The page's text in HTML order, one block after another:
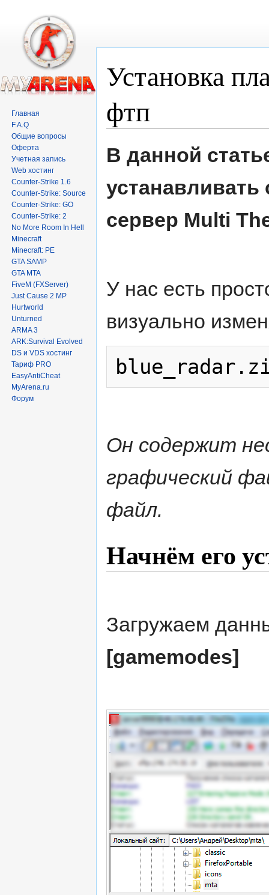
Установка
фтп
В данной
сервер Multi
У нас есть
визуально
Он содержит
графический
файл.
Начнём его
Загружаем
[gamemodes]
Главная
F.A.Q
Общие вопросы
Оферта
Учетная запись
Web хостинг
Counter-Strike 1.6
Counter-Strike: Source
Counter-Strike: GO
Counter-Strike: 2
No More Room In Hell
Minecraft
Minecraft: PE
GTA SAMP
GTA MTA
FiveM (FXServer)
Just Cause 2 MP
Hurtworld
Unturned
ARMA 3
ARK:Survival Evolved
DS и VDS хостинг
Тариф PRO
EasyAntiCheat
MyArena.ru
Форум